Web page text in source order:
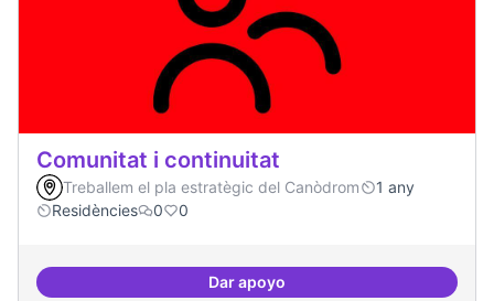
Comunitat i continuitat
Treballem el pla estratègic del Canòdrom
1 any
Residències
0 0
Dar apoyoComunitat i continuitat